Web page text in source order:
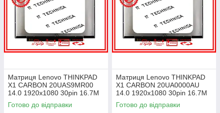
Матриця Lenovo THINKPAD
X1 CARBON 20UAS9MR00
14.0 1920x1080 30pin 16.7M
45% NTSC 300 cd/m² для
ноутбука
Готово до відправки
Матриця Lenovo THINKPAD
X1 CARBON 20UA0000AU
14.0 1920x1080 30pin 16.7M
45% NTSC 300 cd/m² для
ноутбука
Готово до відправки